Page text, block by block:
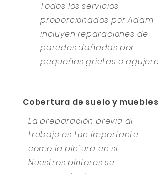
Todos los servicios
proporcionados por Adam
incluyen reparaciones de
paredes dañadas por
pequeñas grietas o
Cobertura de suelo y muebles
La preparación previa al
trabajo es tan importante
como la pintura en sí.
Nuestros pintores se